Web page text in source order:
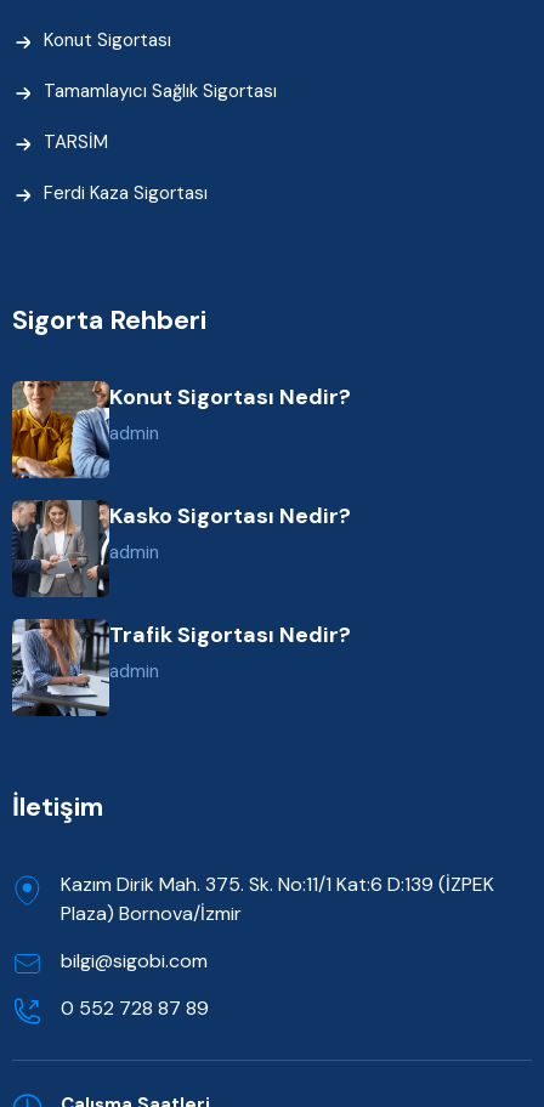
Konut Sigortası
Tamamlayıcı Sağlık Sigortası
TARSİM
Ferdi Kaza Sigortası
Sigorta Rehberi
Konut Sigortası Nedir?
admin
Kasko Sigortası Nedir?
admin
Trafik Sigortası Nedir?
admin
İletişim
Kazım Dirik Mah. 375. Sk. No:11/1 Kat:6 D:139 (İZPEK
Plaza) Bornova/İzmir
bilgi@sigobi.com
0 552 728 87 89